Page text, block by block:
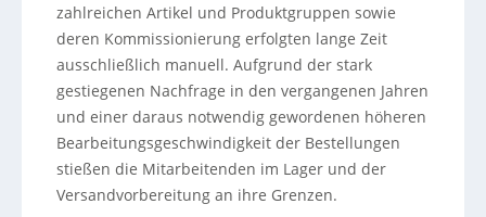
zahlreichen Artikel und Produktgruppen sowie
deren Kommissionierung erfolgten lange Zeit
ausschließlich manuell. Aufgrund der stark
gestiegenen Nachfrage in den vergangenen Jahren
und einer daraus notwendig gewordenen höheren
Bearbeitungsgeschwindigkeit der Bestellungen
stießen die Mitarbeitenden im Lager und der
Versandvorbereitung an ihre Grenzen.